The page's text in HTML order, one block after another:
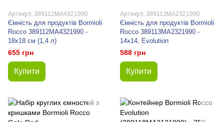
Артикул: 389112MA4321990
Ємність для продуктів Bormioli
Rocco 389112MA4321990 -
18х18 см (1,4 л)
655 грн
Купити
Артикул: 389113MA2321990
Ємність для продуктів Bormioli
Rocco 389113MA2321990 -
14х14, Evolution
588 грн
Купити